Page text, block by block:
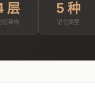
层
忆架构
5 种
记忆类型